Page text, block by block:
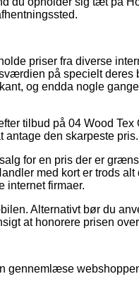
priser fra diverse
på specielt deres
og endda nogle
tilbud på 04 Wood
den skarpeste pris.
for en pris der er
med kort er trods
internet firmaer.
Alternativt bør du
at honorere prisen
gennemlæse